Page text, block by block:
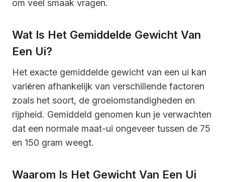
om veel smaak vragen.
Wat Is Het Gemiddelde Gewicht Van
Een Ui?
Het exacte gemiddelde gewicht van een ui kan
variëren afhankelijk van verschillende factoren
zoals het soort, de groeiomstandigheden en
rijpheid. Gemiddeld genomen kun je verwachten
dat een normale maat-ui ongeveer tussen de 75
en 150 gram weegt.
Waarom Is Het Gewicht Van Een Ui